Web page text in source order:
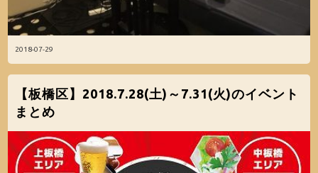
2018-07-29
【板橋区】2018.7.28(土)～7.31(火)のイベント
まとめ